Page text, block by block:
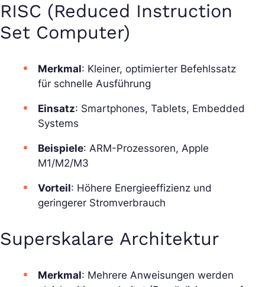
RISC (Reduced Instruction
Set Computer)
Merkmal: Kleiner, optimierter Befehlssatz
für schnelle Ausführung
Einsatz: Smartphones, Tablets, Embedded
Systems
Beispiele: ARM-Prozessoren, Apple
M1/M2/M3
Vorteil: Höhere Energieeffizienz und
geringerer Stromverbrauch
Superskalare Architektur
Merkmal: Mehrere Anweisungen werden